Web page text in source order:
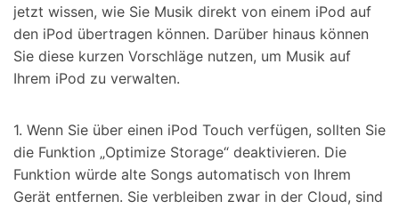
jetzt wissen, wie Sie Musik direkt von einem iPod auf
den iPod übertragen können. Darüber hinaus können
Sie diese kurzen Vorschläge nutzen, um Musik auf
Ihrem iPod zu verwalten.
1. Wenn Sie über einen iPod Touch verfügen, sollten Sie
die Funktion „Optimize Storage“ deaktivieren. Die
Funktion würde alte Songs automatisch von Ihrem
Gerät entfernen. Sie verbleiben zwar in der Cloud, sind